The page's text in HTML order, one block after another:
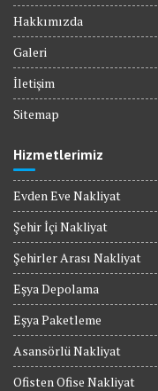
Hakkımızda
Galeri
İletişim
Sitemap
Hizmetlerimiz
Evden Eve Nakliyat
Şehir İçi Nakliyat
Şehirler Arası Nakliyat
Eşya Depolama
Eşya Paketleme
Asansörlü Nakliyat
Ofisten Ofise Nakliyat